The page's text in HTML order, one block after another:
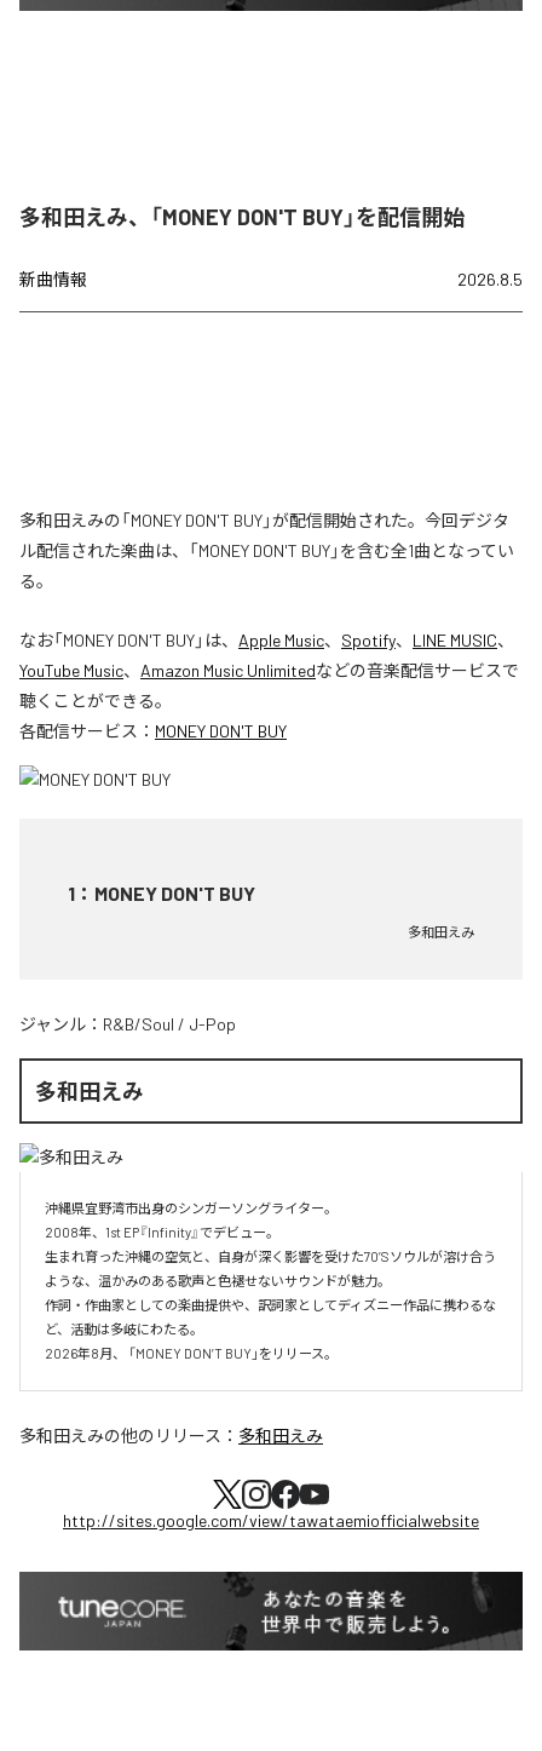
多和田えみ、「MONEY DON'T BUY」を配信開始
新曲情報 2026.8.5
多和田えみの「MONEY DON'T BUY」が配信開始された。今回デジタ
ル配信された楽曲は、「MONEY DON'T BUY」を含む全1曲となってい
る。
なお「MONEY DON'T BUY」は、 Apple Music、 Spotify、 LINE MUSIC、
YouTube Music、 Amazon Music Unlimitedなどの音楽配信サービスで
聴くことができる。
各配信サービス： MONEY DON'T BUY
1 ： MONEY DON'T BUY
多和田えみ
ジャンル： R&B/Soul / J-Pop
多和田えみ
沖縄県宜野湾市出身のシンガーソングライター。
2008年、1st EP『Infinity』でデビュー。
生まれ育った沖縄の空気と、自身が深く影響を受けた70’Sソウルが溶け合う
ような、温かみのある歌声と色褪せないサウンドが魅力。
作詞・作曲家としての楽曲提供や、訳詞家としてディズニー作品に携わるな
ど、活動は多岐にわたる。
2026年8月、 「MONEY DON’T BUY」をリリース。
多和田えみの他のリリース： 多和田えみ
http://sites.google.com/view/tawataemiofficialwebsite